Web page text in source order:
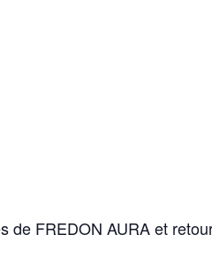
de FREDON AURA et